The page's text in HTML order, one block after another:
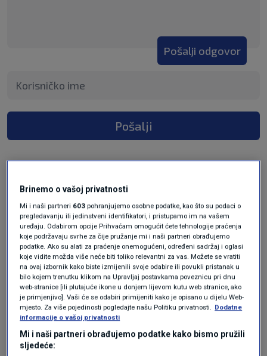
Pošalji odgovor
Pošalji
Oglas
Brinemo o vašoj privatnosti
Mi i naši partneri 603 pohranjujemo osobne podatke, kao što su podaci o
pregledavanju ili jedinstveni identifikatori, i pristupamo im na vašem
uređaju. Odabirom opcije Prihvaćam omogućit ćete tehnologije praćenja
koje podržavaju svrhe za čije pružanje mi i naši partneri obrađujemo
podatke. Ako su alati za praćenje onemogućeni, određeni sadržaj i oglasi
koje vidite možda više neće biti toliko relevantni za vas. Možete se vratiti
na ovaj izbornik kako biste izmijenili svoje odabire ili povukli pristanak u
bilo kojem trenutku klikom na Upravljaj postavkama poveznicu pri dnu
web-stranice [ili plutajuće ikone u donjem lijevom kutu web stranice, ako
je primjenjivo]. Vaši će se odabiri primijeniti kako je opisano u dijelu Web-
mjesto. Za više pojedinosti pogledajte našu Politiku privatnosti. Dodatne
informacije o vašoj privatnosti
Mi i naši partneri obrađujemo podatke kako bismo pružili
sljedeće: